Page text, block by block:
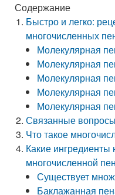
Содержание
Быстро и легко:
многочисленных
Молекулярная
Молекулярная
Молекулярная
Молекулярная
Молекулярная
Связанные
Что такое
Какие
многочисленной
Существует
Баклажанная